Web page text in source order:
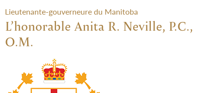
Lieutenante-gouverneure du Manitoba
L’honorable Anita R. Neville, P.C.,
O.M.